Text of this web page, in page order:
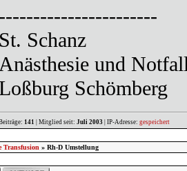
-----------------------
St. Schanz
und
Schömberg
141 | Mitglied seit: Juli 2003 | IP-Adresse: gespeichert
Transfusion » Rh-D Umstellung